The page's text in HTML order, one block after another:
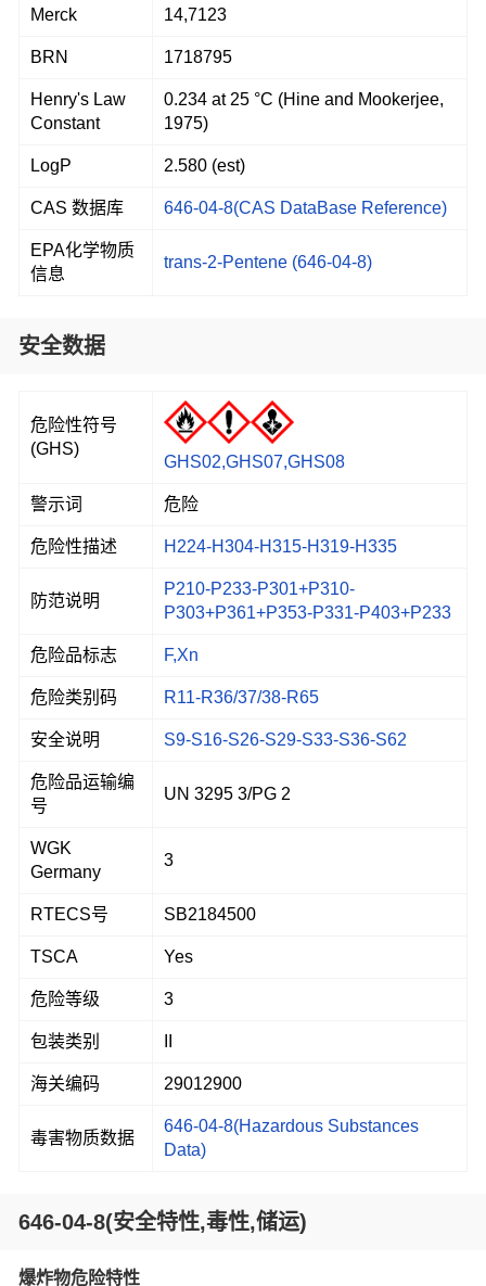
Merck 14,7123
BRN 1718795
Henry's Law
Constant
0.234 at 25 °C (Hine and Mookerjee,
1975)
LogP 2.580 (est)
CAS 数据库 646-04-8(CAS DataBase Reference)
EPA化学物质
信息
trans-2-Pentene (646-04-8)
安全数据
危险性符号
(GHS)
GHS02,GHS07,GHS08
警示词 危险
危险性描述 H224-H304-H315-H319-H335
防范说明
P210-P233-P301+P310-
P303+P361+P353-P331-P403+P233
危险品标志 F,Xn
危险类别码 R11-R36/37/38-R65
安全说明 S9-S16-S26-S29-S33-S36-S62
危险品运输编
号
UN 3295 3/PG 2
WGK
Germany
3
RTECS号 SB2184500
TSCA Yes
危险等级 3
包装类别
海关编码 29012900
毒害物质数据
646-04-8(Hazardous Substances
Data)
646-04-8(安全特性,毒性,储运)
爆炸物危险特性